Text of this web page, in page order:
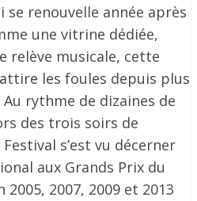
renouvelle année après
une vitrine dédiée,
relève musicale, cette
les foules depuis plus
rythme de dizaines de
des trois soirs de
s’est vu décerner
aux Grands Prix du
2007, 2009 et 2013